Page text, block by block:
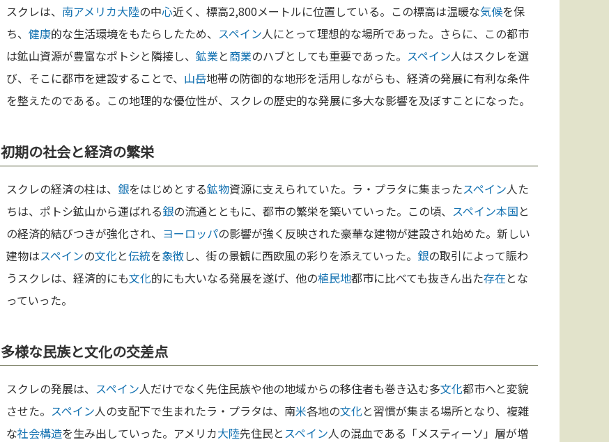
スクレは、 南アメリカ大陸の中心近く、標高2,800メートルに位置している。この標高は温暖な気候を保
ち、 健康的な生活環境をもたらしたため、 スペイン人にとって理想的な場所であった。さらに、この都市
は鉱山資源が豊富なポトシと隣接し、 鉱業と商業のハブとしても重要であった。 スペイン人はスクレを選
び、そこに都市を建設することで、 山岳地帯の防御的な地形を活用しながらも、経済の発展に有利な条件
を整えたのである。この地理的な優位性が、スクレの歴史的な発展に多大な影響を及ぼすことになった。
初期の社会と経済の繁栄
スクレの経済の柱は、 銀をはじめとする鉱物資源に支えられていた。ラ・プラタに集まったスペイン人た
ちは、ポトシ鉱山から運ばれる銀の流通とともに、都市の繁栄を築いていった。この頃、 スペイン本国と
の経済的結びつきが強化され、 ヨーロッパの影響が強く反映された豪華な建物が建設され始めた。新しい
建物はスペインの文化と伝統を象徴し、街の景観に西欧風の彩りを添えていった。 銀の取引によって賑わ
うスクレは、経済的にも文化的にも大いなる発展を遂げ、他の植民地都市に比べても抜きん出た存在とな
っていった。
多様な民族と文化の交差点
スクレの発展は、 スペイン人だけでなく先住民族や他の地域からの移住者も巻き込む多文化都市へと変貌
させた。 スペイン人の支配下で生まれたラ・プラタは、南米各地の文化と習慣が集まる場所となり、複雑
な社会構造を生み出していった。アメリカ大陸先住民とスペイン人の混血である「メスティーソ」層が増